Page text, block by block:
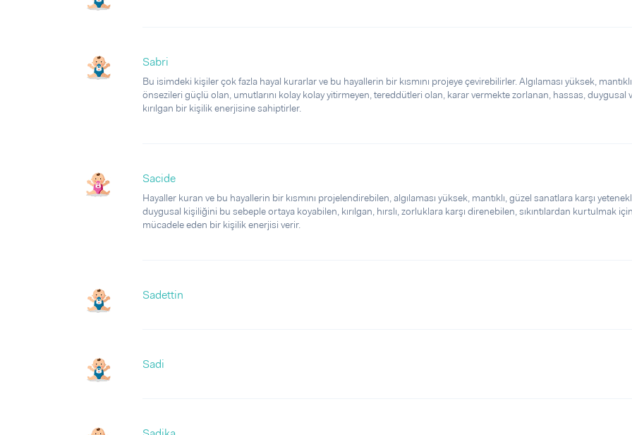
Sabri
Bu isimdeki kişiler çok fazla hayal kurarlar ve bu hayallerin bir kısmını projeye çevirebilirler. Algılaması yüksek,
önsezileri güçlü olan, umutlarını kolay kolay yitirmeyen, tereddütleri olan, karar vermekte zorlanan, hassas, duygusal
kırılgan bir kişilik enerjisine sahiptirler.
Sacide
Hayaller kuran ve bu hayallerin bir kısmını projelendirebilen, algılaması yüksek, mantıklı, güzel sanatlara karşı
duygusal kişiliğini bu sebeple ortaya koyabilen, kırılgan, hırslı, zorluklara karşı direnebilen, sıkıntılardan kurtulmak için
mücadele eden bir kişilik enerjisi verir.
Sadettin
Sadi